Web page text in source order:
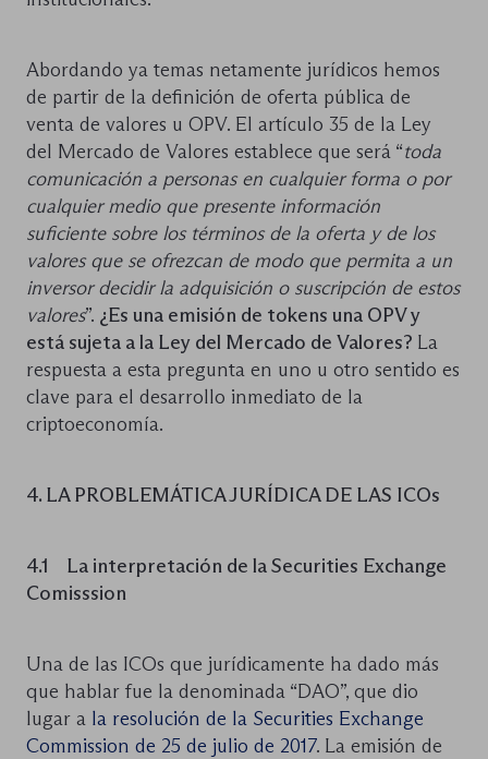
Abordando ya temas netamente jurídicos hemos
de partir de la definición de oferta pública de
venta de valores u OPV. El artículo 35 de la Ley
del Mercado de Valores establece que será “toda
comunicación a personas en cualquier forma o por
cualquier medio que presente información
suficiente sobre los términos de la oferta y de los
valores que se ofrezcan de modo que permita a un
inversor decidir la adquisición o suscripción de estos
valores”. ¿Es una emisión de tokens una OPV y
está sujeta a la Ley del Mercado de Valores? La
respuesta a esta pregunta en uno u otro sentido es
clave para el desarrollo inmediato de la
criptoeconomía.
4. LA PROBLEMÁTICA JURÍDICA DE LAS ICOs
4.1 La interpretación de la Securities Exchange
Comisssion
Una de las ICOs que jurídicamente ha dado más
que hablar fue la denominada “DAO”, que dio
lugar a la resolución de la Securities Exchange
Commission de 25 de julio de 2017. La emisión de